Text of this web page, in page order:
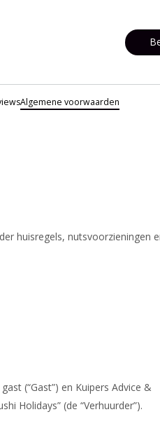
Algemene voorwaarden
huisregels, nutsvoorzieningen
(“Gast”) en Kuipers Advice &
Holidays” (de “Verhuurder”).